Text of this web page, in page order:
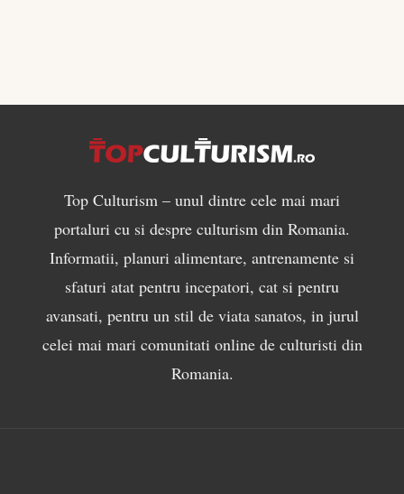
Top Culturism – unul dintre cele mai mari
portaluri cu si despre culturism din Romania.
Informatii, planuri alimentare, antrenamente si
sfaturi atat pentru incepatori, cat si pentru
avansati, pentru un stil de viata sanatos, in jurul
celei mai mari comunitati online de culturisti din
Romania.